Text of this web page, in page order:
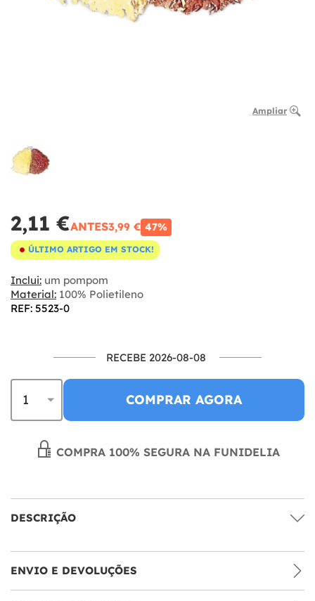
Ampliar
2,11 €ANTES3,99 € 47%
ÚLTIMO ARTIGO EM STOCK!
Inclui: um pompom
Material: 100% Polietileno
REF: 5523-0
RECEBE 2026-08-08
COMPRAR AGORA
COMPRA 100% SEGURA NA FUNIDELIA
DESCRIÇÃO
ENVIO E DEVOLUÇÕES